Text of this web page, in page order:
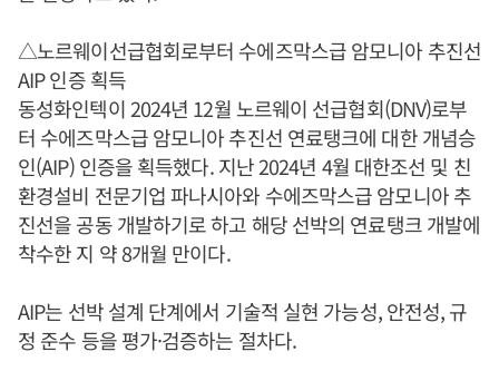
△노르웨이선급협회로부터 수에즈막스급 암모니아 추진선
AIP 인증 획득
동성화인텍이 2024년 12월 노르웨이 선급협회(DNV)로부
터 수에즈막스급 암모니아 추진선 연료탱크에 대한 개념승
인(AIP) 인증을 획득했다. 지난 2024년 4월 대한조선 및 친
환경설비 전문기업 파나시아와 수에즈막스급 암모니아 추
진선을 공동 개발하기로 하고 해당 선박의 연료탱크 개발에
착수한 지 약 8개월 만이다.
AIP는 선박 설계 단계에서 기술적 실현 가능성, 안전성, 규
정 준수 등을 평가·검증하는 절차다.